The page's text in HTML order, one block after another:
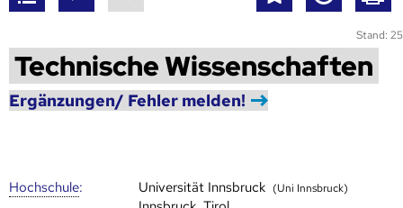
Stand:
Technische Wissenschaften
Ergänzungen/ Fehler melden!
Hoch­schule: Universität Innsbruck (Uni Innsbruck)